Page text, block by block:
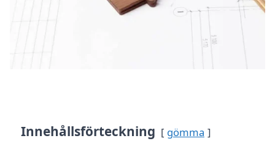
Innehållsförteckning gömma